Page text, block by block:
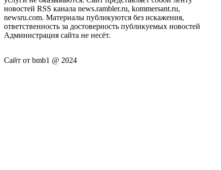
новостей RSS канала news.rambler.ru, kommersant.ru,
newsru.com. Материалы публикуются без искажения,
ответственность за достоверность публикуемых новостей
Администрация сайта не несёт.
Сайт от bmb1 @ 2024